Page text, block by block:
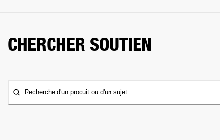
CHERCHER SOUTIEN
Recherche d'un produit ou d'un sujet